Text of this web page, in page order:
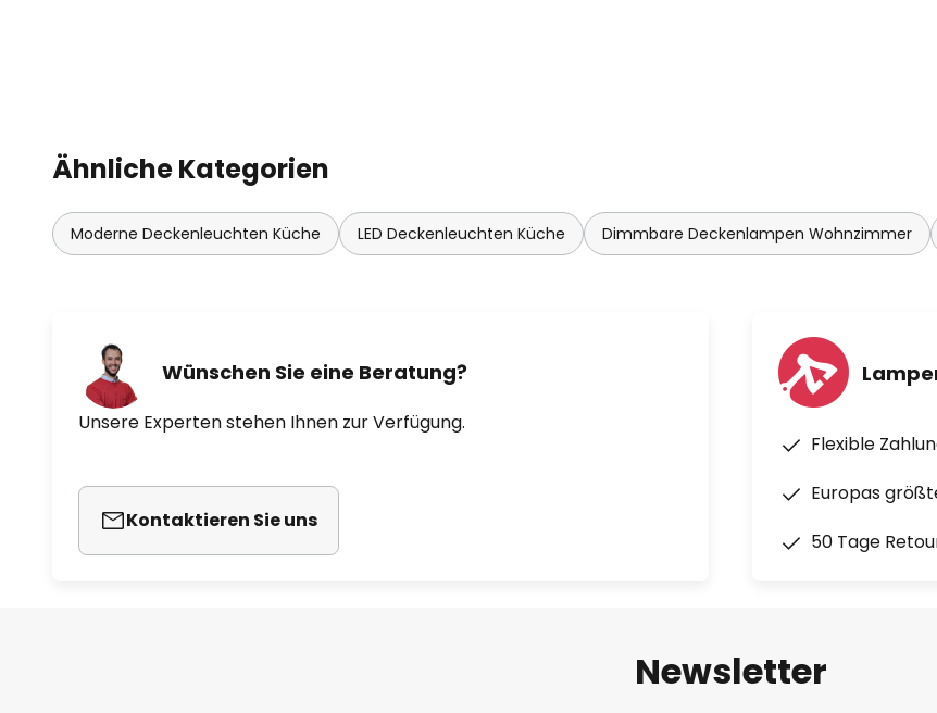
Ähnliche Kategorien
Moderne Deckenleuchten Küche LED Deckenleuchten Küche Dimmbare Deckenlampen Wohnzimmer
Wünschen Sie eine Beratung?
Unsere Experten stehen Ihnen zur Verfügung.
Kontaktieren Sie uns
Flexible
Europas
50 Tage
Newsletter